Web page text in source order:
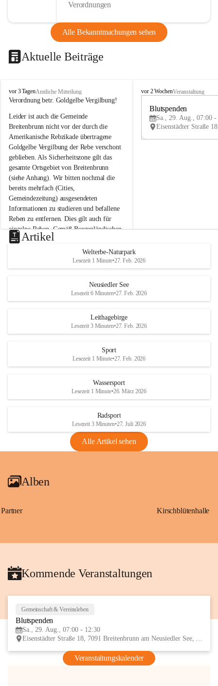
Verordnungen
Alle Bekanntmachungen sehen
Aktuelle Beiträge
B
r
i
t
e
n
b
r
u
n
n
a
m
N
e
u
s
d
S
vor 3 TagenAmtliche Mitteilung
Verordnung betr. Goldgelbe Vergilbung!
Leider ist auch die Gemeinde
Breitenbrunn nicht vor der durch die
Amerikanische Rebzikade übertragene
Goldgelbe Vergilbung der Rebe verschont
geblieben. Als Sicherheitszone gilt das
gesamte Ortsgebiet von Breitenbrunn
(siehe Anhang). Wir bitten nochmal die
bereits mehrfach (Cities,
Gemeindezeitung) ausgesendeten
Informationen zu studieren und befallene
Reben zu entfernen. Dies gilt auch für
einzelne Reben. Gemäß Burgenländischen
Weinbaugesetz sind nicht gepflegte oder
unzulässige Weingärten zu roden! Bitte
helfen wir zusammen um unsere Winzer
vor den prognostizierten Ernteausfällen
und den daraus folgenden wirtschaftlichen
Maßnahmen zur Bekämpfung
Rebe und der Amerikanischen
Anhang VBl. EU Nr. 18
1 Seite•1,4 MB
VBl. EU Nr. 18_2026
B
e
u
e
d
r
S
vor 2 WochenVeranstaltung
Blutspenden
Sa., 29. Aug., 07:00 -
Artikel
Welterbe-Naturpark
Lesezeit 1 Minute•27. Feb. 2026
Neusiedler See
Lesezeit 6 Minuten•27. Feb. 2026
Leithagebirge
Lesezeit 3 Minuten•27. Feb. 2026
Sport
Lesezeit 1 Minute•27. Feb. 2026
Wassersport
Lesezeit 1 Minute•26. März 2026
Radsport
Lesezeit 3 Minuten•27. Juli 2026
Alle Artikel sehen
Alben
Partner Kirschblütenhalle
Kommende Veranstaltungen
Gemeinschaft & Vereinsleben
Blutspenden
Sa., 29. Aug., 07:00 - 12:30
Eisenstädter Straße 18, 7091 Breitenbrunn am Neusiedler See, AUT
Veranstaltungskalender